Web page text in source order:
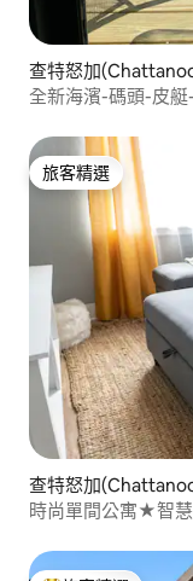
查特怒加
全新海濱-碼頭-皮艇
旅客精選
旅客精選
查特怒加
時尚單間公寓★智